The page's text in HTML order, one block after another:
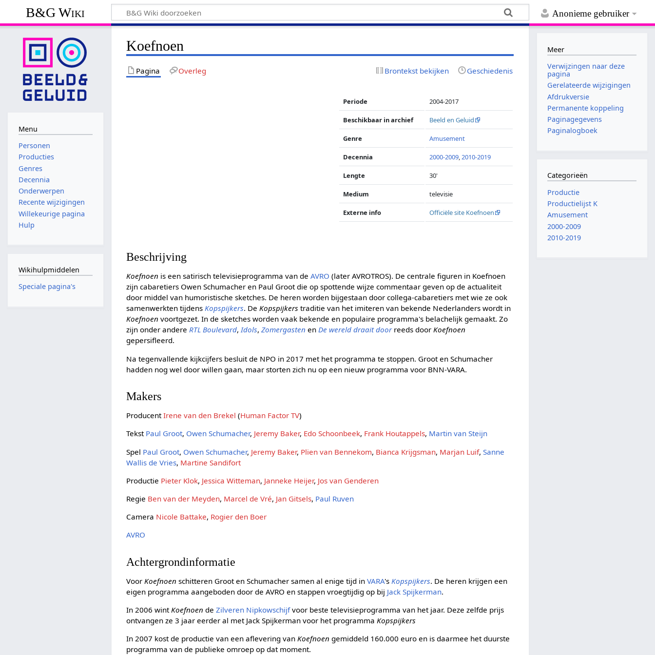
Anonieme gebruiker
B&G Wiki
Koefnoen
Pagina Overleg Brontekst bekijken Geschiedenis
Periode 2004-2017
Beschikbaar in archief Beeld en Geluid
Genre Amusement
Decennia 2000-2009,2010-2019
Lengte 30'
Medium televisie
Externe info Officiële site Koefnoen
Beschrijving
Koefnoen is een satirisch televisieprogramma van deAVRO (later AVROTROS). De centrale figuren in Koefnoen
zijn cabaretiers Owen Schumacher en Paul Groot die op spottende wijze commentaar geven op de actualiteit
door middel van humoristische sketches. De heren worden bijgestaan door collega-cabaretiers met wie ze ook
samenwerkten tijdensKopspijkers. DeKopspijkers traditie van het imiteren van bekende Nederlanders wordt in
Koefnoen voortgezet. In de sketches worden vaak bekende en populaire programma's belachelijk gemaakt. Zo
zijn onder andereRTL Boulevard,Idols,Zomergasten enDe wereld draait doorreeds doorKoefnoen
gepersifleerd.
Na tegenvallende kijkcijfers besluit de NPO in 2017 met het programma te stoppen. Groot en Schumacher
hadden nog wel door willen gaan, maar storten zich nu op een nieuw programma voor BNN-VARA.
Makers
ProducentIrene van den Brekel (Human Factor TV)
Tekst Paul Groot, Owen Schumacher, Jeremy Baker, Edo Schoonbeek, Frank Houtappels, Martin van Steijn
Spel Paul Groot, Owen Schumacher, Jeremy Baker, Plien van Bennekom, Bianca Krijgsman, Marjan Luif,Sanne
Wallis de Vries, Martine Sandifort
Productie Pieter Klok, Jessica Witteman, Janneke Heijer, Jos van Genderen
Regie Ben van der Meyden, Marcel de Vré, Jan Gitsels, Paul Ruven
Camera Nicole Battake, Rogier den Boer
AVRO
Achtergrondinformatie
Voor Koefnoen schitteren Groot en Schumacher samen al enige tijd inVARA's Kopspijkers. De heren krijgen een
eigen programma aangeboden door de AVRO en stappen vroegtijdig op bij Jack Spijkerman.
In 2006 wintKoefnoen deZilveren Nipkowschijfvoor beste televisieprogramma van het jaar. Deze zelfde prijs
ontvangen ze 3 jaar eerder al met Jack Spijkerman voor het programmaKopspijkers
In 2007 kost de productie van een aflevering vanKoefnoen gemiddeld 160.000 euro en is daarmee het duurste
programma van de publieke omroep op dat moment.
Menu
Personen
Producties
Genres
Decennia
Onderwerpen
Recente wijzigingen
Willekeurige pagina
Hulp
Wikihulpmiddelen
Speciale pagina's
Meer
Verwijzingen naar deze
pagina
Gerelateerde wijzigingen
Afdrukversie
Permanente koppeling
Paginagegevens
Paginalogboek
Categorieën
Productie
Productielijst K
Amusement
2000-2009
2010-2019